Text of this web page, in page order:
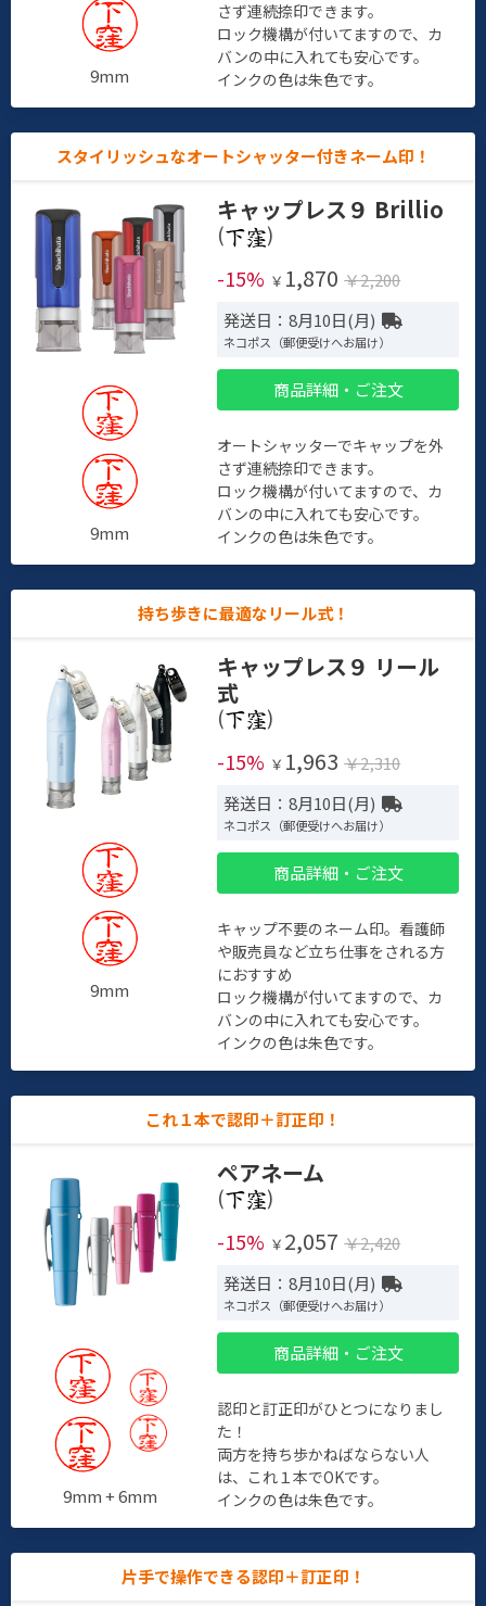
9mm
さず連続捺印できます。
ロック機構が付いてますので、カ
バンの中に入れても安心です。
インクの色は朱色です。
スタイリッシュなオートシャッター付きネーム印！
9mm
キャップレス９ Brillio
(
)
-15% ￥ 1,870 ￥2,200
発送日：8月10日(月)
ネコポス（郵便受けへお届け）
商品詳細・ご注文
オートシャッターでキャップを外
さず連続捺印できます。
ロック機構が付いてますので、カ
バンの中に入れても安心です。
インクの色は朱色です。
持ち歩きに最適なリール式！
9mm
キャップレス９ リール
式
(
)
-15% ￥ 1,963 ￥2,310
発送日：8月10日(月)
ネコポス（郵便受けへお届け）
商品詳細・ご注文
キャップ不要のネーム印。看護師
や販売員など立ち仕事をされる方
におすすめ
ロック機構が付いてますので、カ
バンの中に入れても安心です。
インクの色は朱色です。
これ１本で認印＋訂正印！
9mm + 6mm
ペアネーム
(
)
-15% ￥ 2,057 ￥2,420
発送日：8月10日(月)
ネコポス（郵便受けへお届け）
商品詳細・ご注文
認印と訂正印がひとつになりまし
た！
両方を持ち歩かねばならない人
は、これ１本でOKです。
インクの色は朱色です。
片手で操作できる認印＋訂正印！